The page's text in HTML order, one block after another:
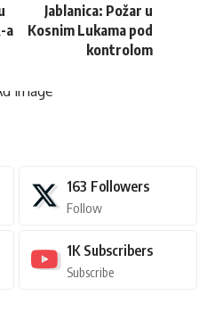
a
Jablanica: Požar u
Kosnim Lukama pod
kontrolom
163 Followers
Follow
1K Subscribers
Subscribe